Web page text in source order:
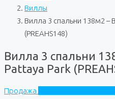
Виллы
Вилла 3 спальни 138м2 –
(PREAHS148)
Вилла 3 спальни
Pattaya Park
Продажа